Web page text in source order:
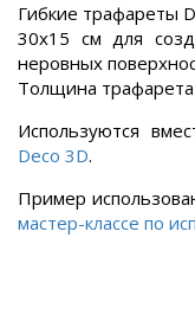
Гибкие трафареты
30х15 см для
неровных
Толщина
Используются
Deco 3D.
Пример
мастер-классе по